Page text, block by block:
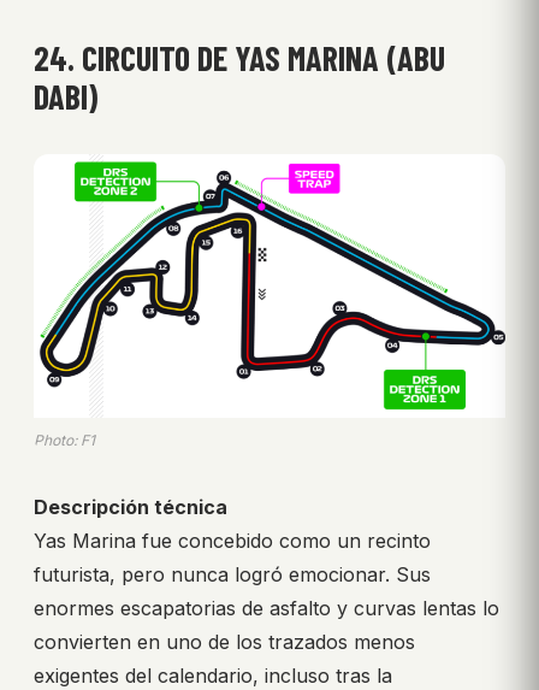
24. CIRCUITO DE YAS MARINA (ABU
DABI)
Photo: F1
Descripción técnica
Yas Marina fue concebido como un recinto
futurista, pero nunca logró emocionar. Sus
enormes escapatorias de asfalto y curvas lentas lo
convierten en uno de los trazados menos
exigentes del calendario, incluso tras la